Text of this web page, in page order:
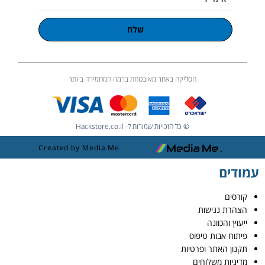
שלח
הסליקה באתר מאובטחת ברמה המחמירה ביותר
© כל הזכויות שמורות ל- Hackstore.co.il
Created by Media Me
עמודים
קורסים
הצהרת נגישות
ייעוץ והכוונה
פיתוח אבות טיפוס
תקנון האתר ופרטיות
מדיניות משלוחים